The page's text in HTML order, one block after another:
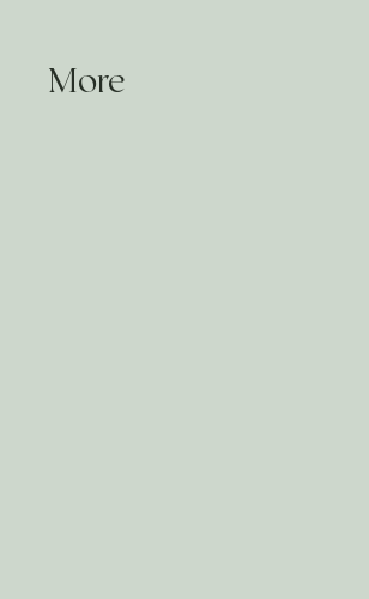
More